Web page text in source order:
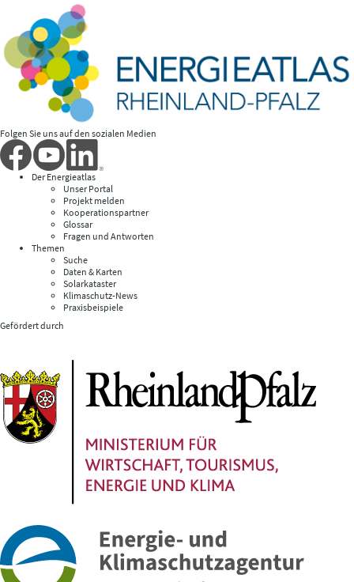
Folgen Sie uns auf den sozialen Medien
Der Energieatlas
Unser Portal
Projekt melden
Kooperationspartner
Glossar
Fragen und Antworten
Themen
Suche
Daten & Karten
Solarkataster
Klimaschutz-News
Praxisbeispiele
Gefördert durch